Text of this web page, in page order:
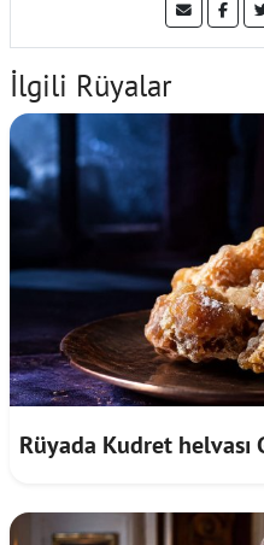
İlgili Rüyalar
Rüyada Kudret helvası